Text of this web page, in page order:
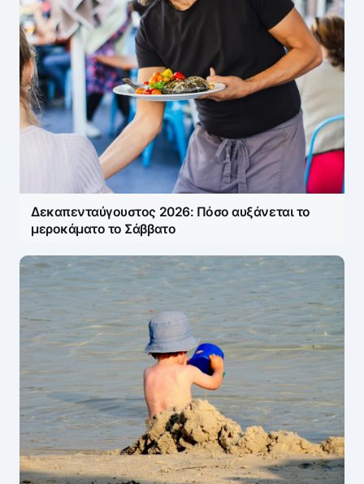
Δεκαπενταύγουστος 2026: Πόσο αυξάνεται το
μεροκάματο το Σάββατο